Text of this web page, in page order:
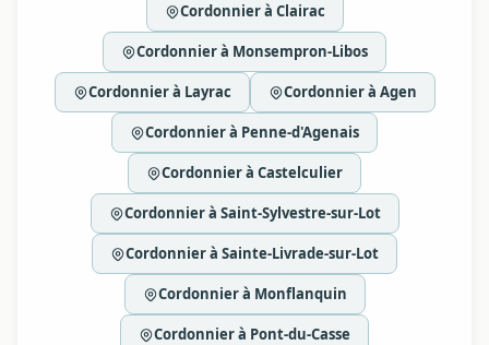
Cordonnier à Clairac
Cordonnier à Monsempron-Libos
Cordonnier à Layrac Cordonnier à Agen
Cordonnier à Penne-d'Agenais
Cordonnier à Castelculier
Cordonnier à Saint-Sylvestre-sur-Lot
Cordonnier à Sainte-Livrade-sur-Lot
Cordonnier à Monflanquin
Cordonnier à Pont-du-Casse